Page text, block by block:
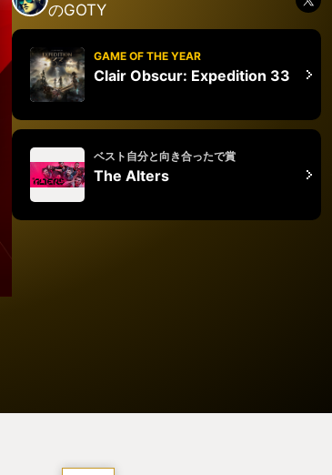
のGOTY
GAME OF THE YEAR
Clair Obscur: Expedition 33
ベスト自分と向き合ったで賞
The Alters